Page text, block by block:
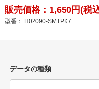
販売価格：1,650円(税
型番： H02090-SMTPK7
データの種類